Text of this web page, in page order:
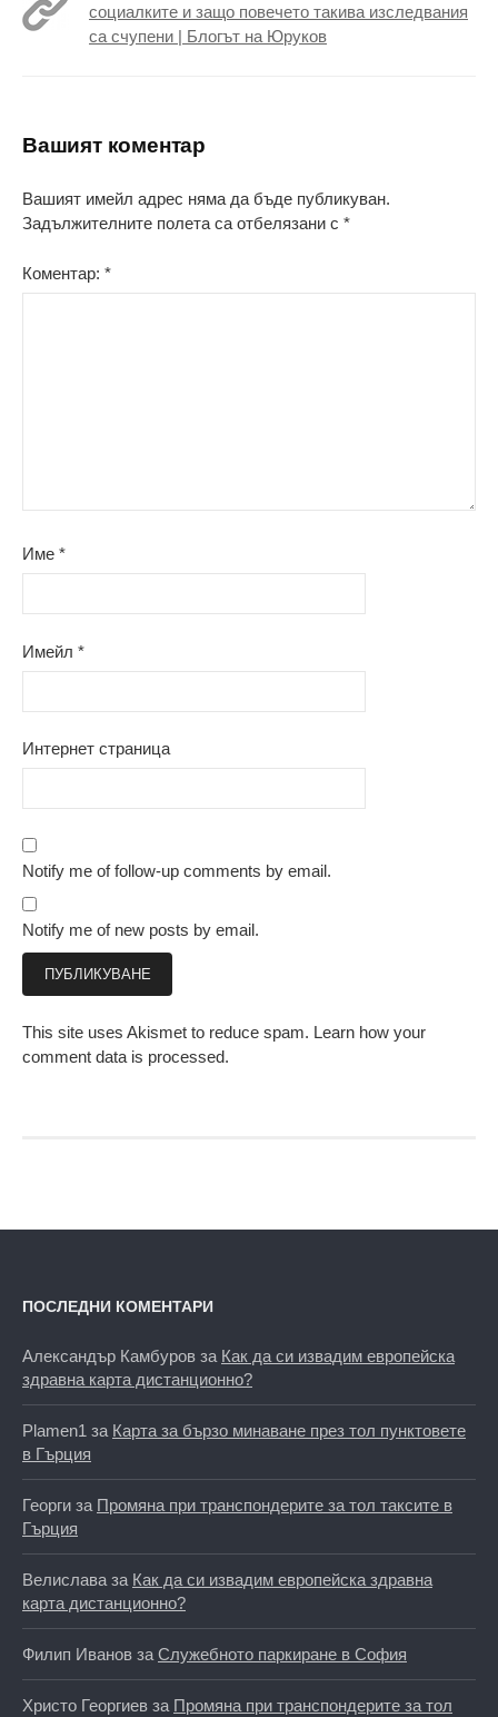
социалките и защо повечето такива изследвания
са счупени | Блогът на Юруков
Вашият коментар
Вашият имейл адрес няма да бъде публикуван.
Задължителните полета са отбелязани с *
Коментар: *
Име *
Имейл *
Интернет страница
Notify me of follow-up comments by email.
Notify me of new posts by email.
This site uses Akismet to reduce spam. Learn how your
comment data is processed.
ПОСЛЕДНИ КОМЕНТАРИ
Александър Камбуров за Как да си извадим европейска
здравна карта дистанционно?
Plamen1 за Карта за бързо минаване през тол пунктовете
в Гърция
Георги за Промяна при транспондерите за тол таксите в
Гърция
Велислава за Как да си извадим европейска здравна
карта дистанционно?
Филип Иванов за Служебното паркиране в София
Христо Георгиев за Промяна при транспондерите за тол